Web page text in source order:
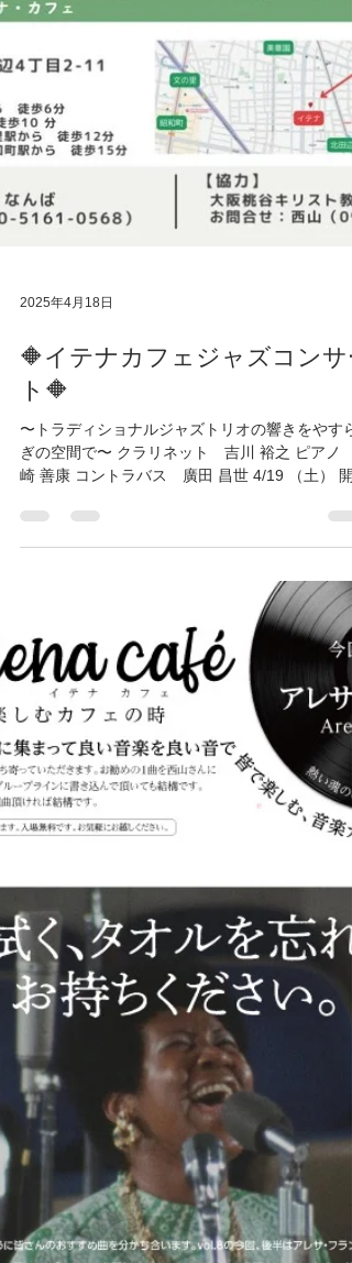
🔶イテナカフェジャズコンサ
〜トラディショナルジャズトリオの響きをやすら
ぎの空間で〜 クラリネット 吉川 裕之 ピアノ
崎 善康 コントラバス 廣田 昌世 4/19 （土） 開
15:00 開場14:30 会場：北⽥辺集会所（旧⼤阪⽥
教会） 通称 イテナ・カフェ ⼊場無料/申込不要...